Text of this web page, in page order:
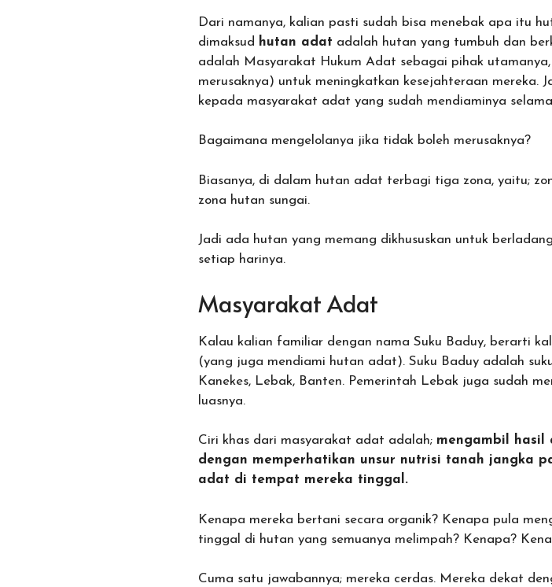
Dari namanya, kalian pasti sudah bisa menebak apa itu
dimaksud hutan adat adalah hutan yang tumbuh dan
adalah Masyarakat Hukum Adat sebagai pihak
merusaknya) untuk meningkatkan kesejahteraan mereka.
kepada masyarakat adat yang sudah mendiaminya
Bagaimana mengelolanya jika tidak boleh merusaknya?
Biasanya, di dalam hutan adat terbagi tiga zona, yaitu;
zona hutan sungai.
Jadi ada hutan yang memang dikhususkan untuk
setiap harinya.
Masyarakat Adat
Kalau kalian familiar dengan nama Suku Baduy, berarti
(yang juga mendiami hutan adat). Suku Baduy adalah
Kanekes, Lebak, Banten. Pemerintah Lebak juga sudah
luasnya.
Ciri khas dari masyarakat adat adalah; mengambil hasil
dengan memperhatikan unsur nutrisi tanah jangka
adat di tempat mereka tinggal.
Kenapa mereka bertani secara organik? Kenapa pula
tinggal di hutan yang semuanya melimpah? Kenapa?
Cuma satu jawabannya; mereka cerdas. Mereka dekat